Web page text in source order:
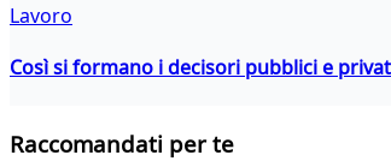
Lavoro
Così si formano i decisori pubblici e
Raccomandati per te